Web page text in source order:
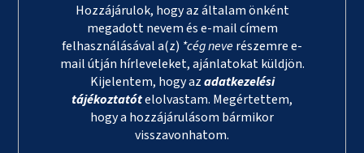
Hozzájárulok, hogy az általam önként
megadott nevem és e-mail címem
felhasználásával a(z) *cég neverészemre e-
mail útján hírleveleket, ajánlatokat küldjön.
Kijelentem, hogy azadatkezelési
tájékoztatótelolvastam. Megértettem,
hogy a hozzájárulásom bármikor
visszavonhatom.